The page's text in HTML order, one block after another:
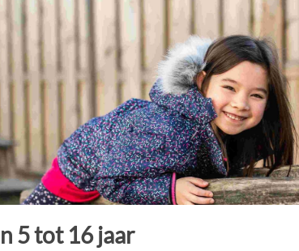
5 tot 16 jaar